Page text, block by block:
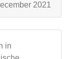
2021
in